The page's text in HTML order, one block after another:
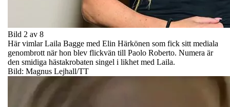
Bild 2 av 8
Här vimlar Laila Bagge med Elin Härkönen som fick sitt mediala
genombrott när hon blev flickvän till Paolo Roberto. Numera är
den smidiga hästakrobaten singel i likhet med Laila.
Bild: Magnus Lejhall/TT